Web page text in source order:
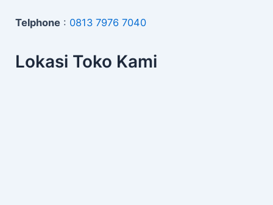
Telphone : 0813 7976 7040
Lokasi Toko Kami